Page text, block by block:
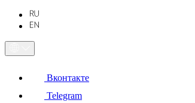
Вконтакте
Telegram